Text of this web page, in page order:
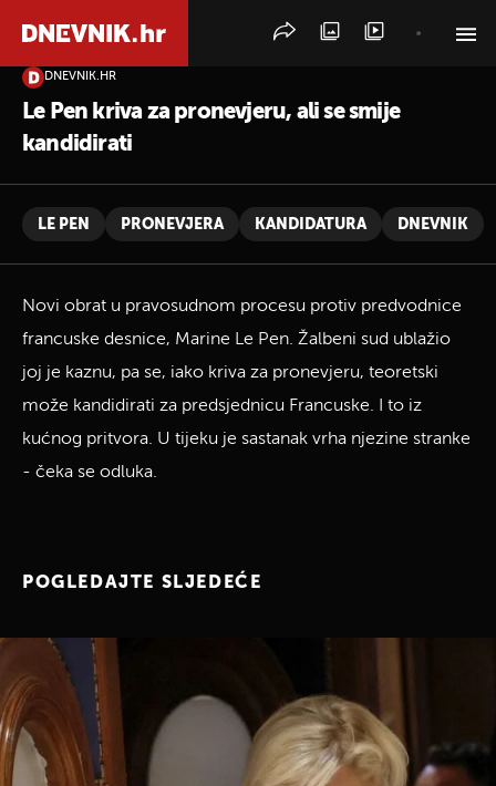
DNEVNIK.HR
Le Pen kriva za pronevjeru, ali se smije
kandidirati
LE PEN PRONEVJERA KANDIDATURA DNEVNIK
Novi obrat u pravosudnom procesu protiv predvodnice
francuske desnice, Marine Le Pen. Žalbeni sud ublažio
joj je kaznu, pa se, iako kriva za pronevjeru, teoretski
može kandidirati za predsjednicu Francuske. I to iz
kućnog pritvora. U tijeku je sastanak vrha njezine stranke
- čeka se odluka.
POGLEDAJTE SLJEDEĆE
PRETRAŽITE VIJESTI